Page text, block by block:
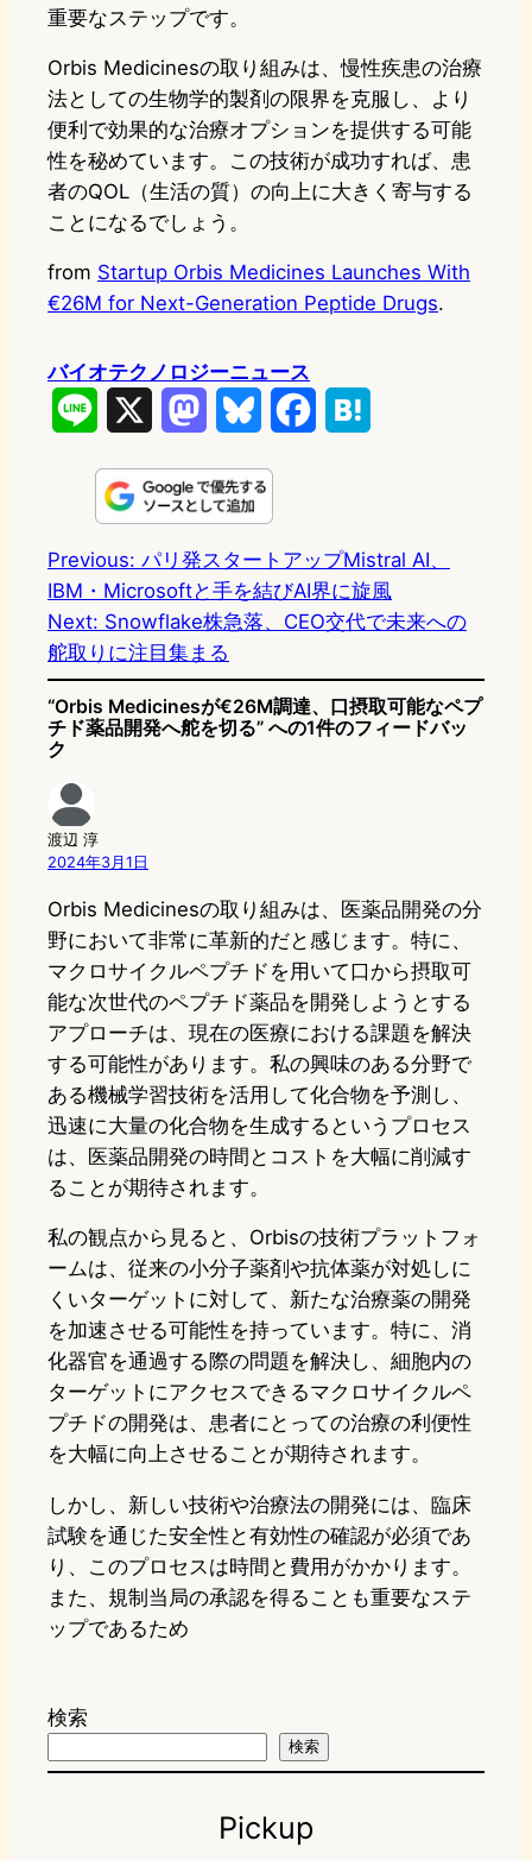
重要なステップです。
Orbis Medicinesの取り組みは、慢性疾患の治療
法としての生物学的製剤の限界を克服し、より
便利で効果的な治療オプションを提供する可能
性を秘めています。この技術が成功すれば、患
者のQOL（生活の質）の向上に大きく寄与する
ことになるでしょう。
from Startup Orbis Medicines Launches With
€26M for Next-Generation Peptide Drugs.
バイオテクノロジーニュース
n
s
o
d
o
n
u
e
s
k
y
b
o
o
k
n
a
Previous: パリ発スタートアップMistral AI、
IBM・Microsoftと手を結びAI界に旋風
Next: Snowflake株急落、CEO交代で未来への
舵取りに注目集まる
“Orbis Medicinesが€26M調達、口摂取可能なペプ
チド薬品開発へ舵を切る” への1件のフィードバッ
ク
渡辺 淳
2024年3月1日
Orbis Medicinesの取り組みは、医薬品開発の分
野において非常に革新的だと感じます。特に、
マクロサイクルペプチドを用いて口から摂取可
能な次世代のペプチド薬品を開発しようとする
アプローチは、現在の医療における課題を解決
する可能性があります。私の興味のある分野で
ある機械学習技術を活用して化合物を予測し、
迅速に大量の化合物を生成するというプロセス
は、医薬品開発の時間とコストを大幅に削減す
ることが期待されます。
私の観点から見ると、Orbisの技術プラットフォ
ームは、従来の小分子薬剤や抗体薬が対処しに
くいターゲットに対して、新たな治療薬の開発
を加速させる可能性を持っています。特に、消
化器官を通過する際の問題を解決し、細胞内の
ターゲットにアクセスできるマクロサイクルペ
プチドの開発は、患者にとっての治療の利便性
を大幅に向上させることが期待されます。
しかし、新しい技術や治療法の開発には、臨床
試験を通じた安全性と有効性の確認が必須であ
り、このプロセスは時間と費用がかかります。
また、規制当局の承認を得ることも重要なステ
ップであるため
検索
検索
Pickup